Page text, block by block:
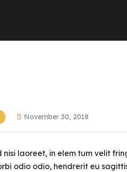
November 30, 2018
nisi laoreet, in elem tum velit
odio odio, hendrerit eu